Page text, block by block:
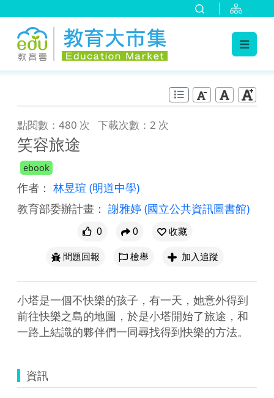
點閱數：480 次 下載次數：2 次
笑容旅途
ebook
作者： 林昱瑄 (明道中學)
教育部委辦計畫： 謝雅婷 (國立公共資訊圖書館)
0 0
收藏
問題回報
檢舉 加入追蹤
小塔是一個不快樂的孩子，有一天，她意外得到
前往快樂之島的地圖，於是小塔開始了旅途，和
一路上結識的夥伴們一同尋找得到快樂的方法。
資訊